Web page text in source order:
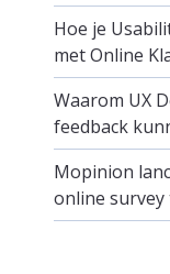
Hoe je
met Online
Waarom UX
feedback
Mopinion
online survey